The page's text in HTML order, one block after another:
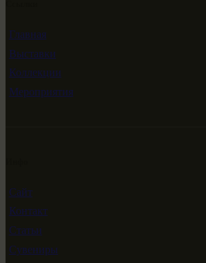
Главная
Выставки
Коллекции
Мероприятия
Сайт
Контакт
Статьи
Сувениры